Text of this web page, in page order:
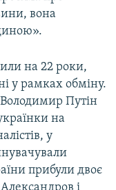
вона
на 22 роки,
у рамках обміну.
Путін
на
у
прибули двоє